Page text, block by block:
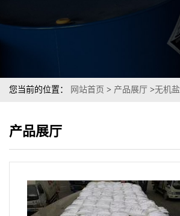
您当前的位置： 网站首页 > 产品展厅 >无机盐
产品展厅